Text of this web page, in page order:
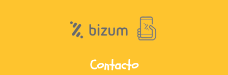
Contacto